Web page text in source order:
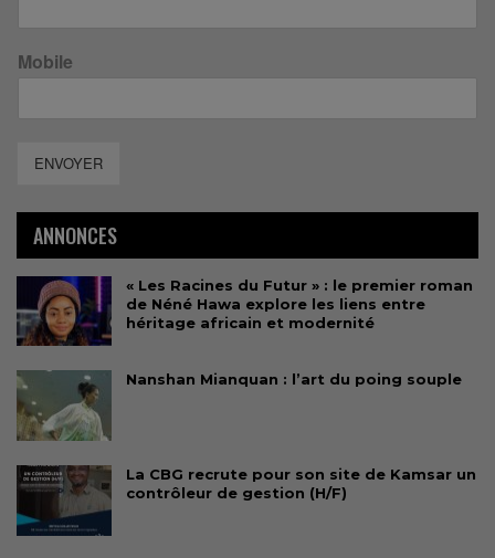
Mobile
ENVOYER
ANNONCES
« Les Racines du Futur » : le premier roman
de Néné Hawa explore les liens entre
héritage africain et modernité
Nanshan Mianquan : l’art du poing souple
La CBG recrute pour son site de Kamsar un
contrôleur de gestion (H/F)